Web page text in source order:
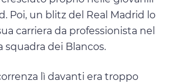
Poi, un blitz del Real Madrid lo
carriera da professionista nel
squadra dei Blancos.
lì davanti era troppo